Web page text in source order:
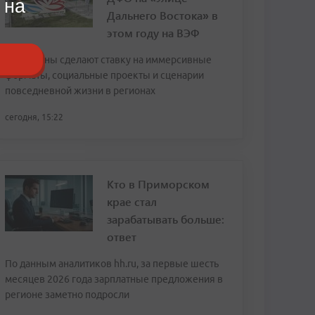
Дальнего Востока» в
этом году на ВЭФ
Павильоны сделают ставку на иммерсивные
форматы, социальные проекты и сценарии
повседневной жизни в регионах
сегодня, 15:22
Кто в Приморском
крае стал
зарабатывать больше:
ответ
По данным аналитиков hh.ru, за первые шесть
месяцев 2026 года зарплатные предложения в
регионе заметно подросли